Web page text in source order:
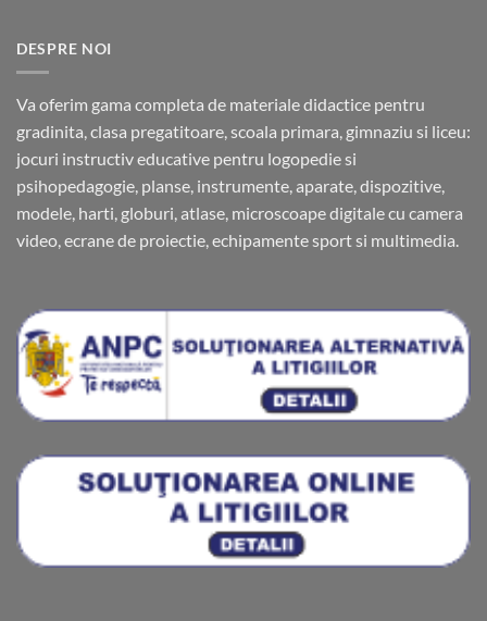
DESPRE NOI
Va oferim gama completa de materiale didactice pentru
gradinita, clasa pregatitoare, scoala primara, gimnaziu si liceu:
jocuri instructiv educative pentru logopedie si
psihopedagogie, planse, instrumente, aparate, dispozitive,
modele, harti, globuri, atlase, microscoape digitale cu camera
video, ecrane de proiectie, echipamente sport si multimedia.